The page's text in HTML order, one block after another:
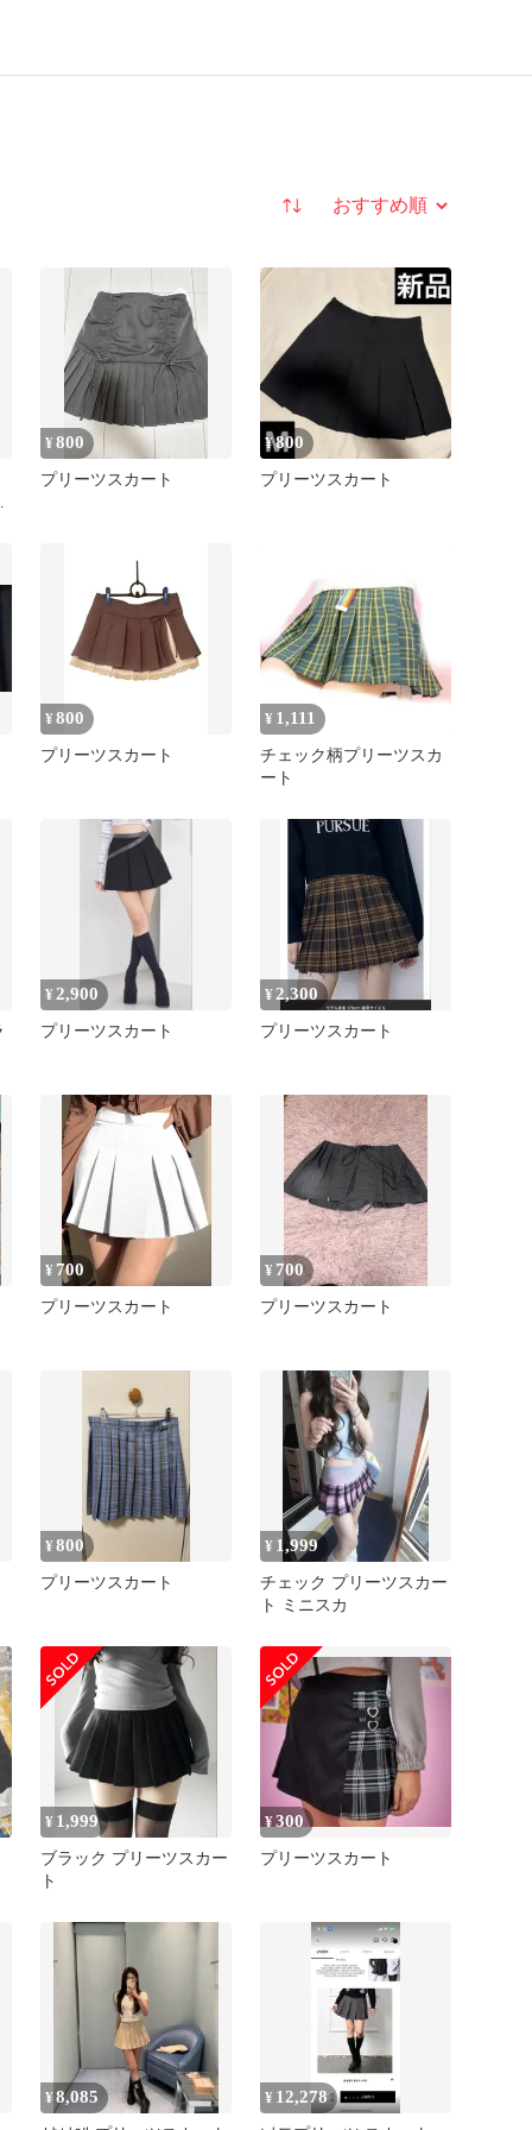
並び替え
¥800
プリーツスカート
¥800
プリーツスカート
¥800
プリーツスカート
¥ 1,111
チェック柄プリーツスカ
ート
¥ 2,900
プリーツスカート
¥ 2,300
プリーツスカート
¥ 700
プリーツスカート
¥ 700
プリーツスカート
¥800
プリーツスカート
¥ 1,999
チェック プリーツスカー
ト ミニスカ
¥ 1,999
ブラック プリーツスカー
ト
¥300
プリーツスカート
¥8,085 ¥ 12,278